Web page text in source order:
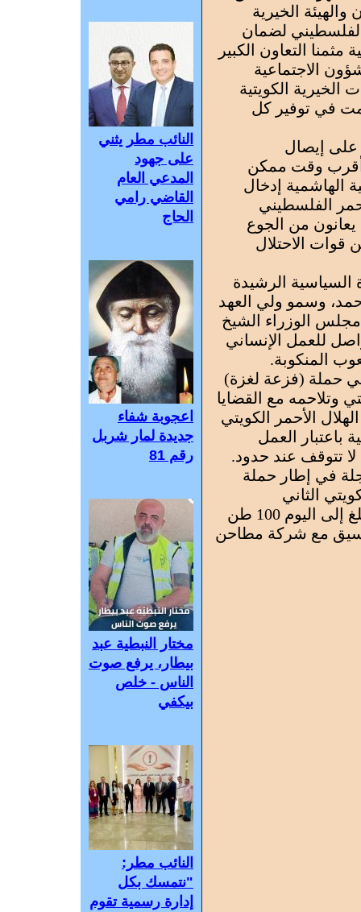
الخيرية
الفلسطيني لضمان
التعاون الكبير
الاجتماعية
الكويتية
في توفير كل
على إيصال
أقرب وقت ممكن
الهاشمية إدخال
الفلسطيني
من الجوع
الاحتلال
السياسية الرشيدة
وسمو ولي العهد
الوزراء الشيخ
للعمل الإنساني
المنكوبة.
حملة (فزعة لغزة)
وتلاحمه مع القضايا
الأحمر الكويتي
العمل
تتوقف عند حدود.
في إطار حملة
الثاني
المخصصة للأشقاء الفلسطينيين بلغ إلى اليوم 100 طن
مع شركة مطاحن
النائب مطر يثني
على جهود
المدعي العام
القاضي رامي
الحاج
اعجوبة شفاء
جديدة لمار شربل
رقم 81
مختار النبطية عبد
بيطار، يرفع صوت
الناس - خلص
بيكفي
النائب مطر:
"نتمسك بكل
إدارة رسمية تقوم